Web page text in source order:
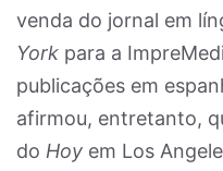
venda do jornal em
York para a
publicações em
afirmou, entretanto,
do Hoy em Los